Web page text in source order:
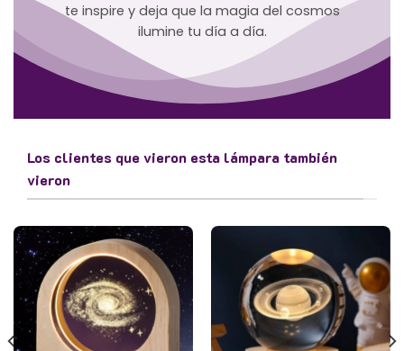
te inspire y deja que la magia del cosmos
ilumine tu día a día.
Los clientes que vieron esta lámpara también
vieron